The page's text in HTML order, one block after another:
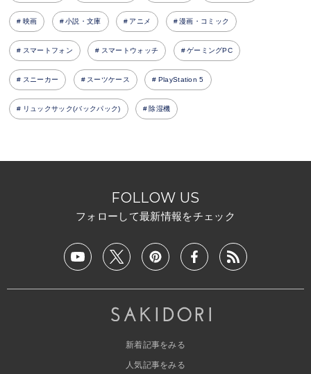
映画 小説・文庫 アニメ 漫画・コミック
スマートフォン スマートウォッチ ゲーミングPC
スニーカー スーツケース PlayStation 5
リュックサック(バックパック) 除湿機
FOLLOW US
フォローして最新情報をチェック
新着記事をみる
人気記事をみる